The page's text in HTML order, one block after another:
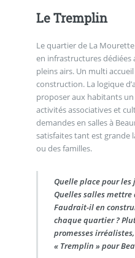
Le Tremplin
Le quartier de La
en infrastructures dédiées
pleins airs. Un multi
construction. La logique
proposer aux habitants
activités associatives et
demandes en salles à
satisfaites tant est grande
ou des familles.
Quelle place pour
Quelles salles mettre à
Faudrait-il en
chaque quartier ?
promesses
« Tremplin » pour